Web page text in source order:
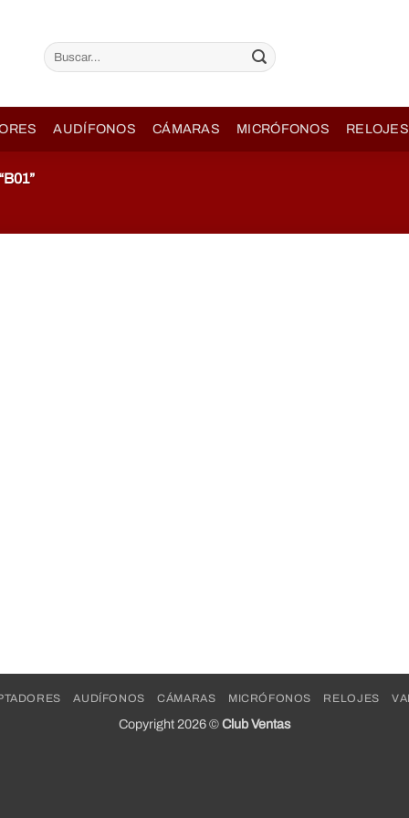
Buscar
por:
AUDÍFONOS CÁMARAS MICRÓFONOS RELOJES
AUDÍFONOS CÁMARAS MICRÓFONOS RELOJES
Copyright 2026 ©Club Ventas